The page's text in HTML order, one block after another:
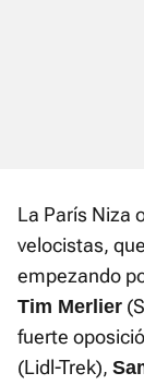
La París Niza
velocistas,
empezando
Tim Merlier
fuerte
(Lidl-Trek),